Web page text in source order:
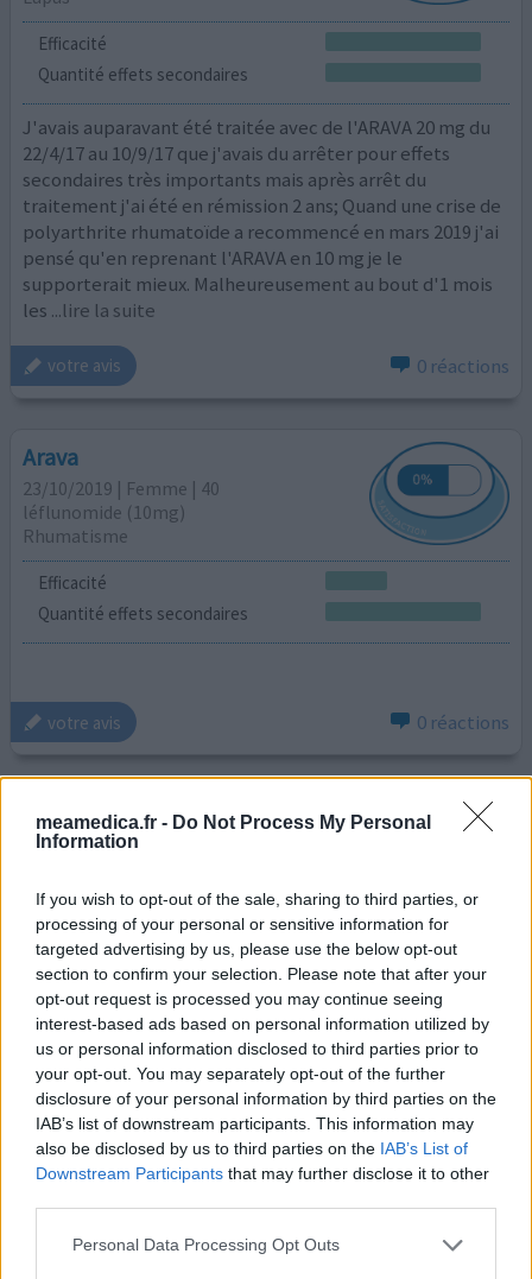
meamedica.fr - Do Not Process My Personal
Information
If you wish to opt-out of the sale, sharing to third parties, or
processing of your personal or sensitive information for
targeted advertising by us, please use the below opt-out
section to confirm your selection. Please note that after your
opt-out request is processed you may continue seeing
interest-based ads based on personal information utilized by
us or personal information disclosed to third parties prior to
your opt-out. You may separately opt-out of the further
disclosure of your personal information by third parties on the
IAB’s list of downstream participants. This information may
also be disclosed by us to third parties on the IAB’s List of
Downstream Participants that may further disclose it to other
Personal Data Processing Opt Outs
Efficacité
Quantité effets secondaires
J'avais auparavant été traitée avec de l'ARAVA 20 mg du
22/4/17 au 10/9/17 que j'avais du arrêter pour effets
secondaires très importants mais après arrêt du
traitement j'ai été en rémission 2 ans; Quand une crise de
polyarthrite rhumatoïde a recommencé en mars 2019 j'ai
pensé qu'en reprenant l'ARAVA en 10 mg je le
supporterait mieux. Malheureusement au bout d'1 mois
les ...lire la suite
votre avis 0 réactions
Arava
23/10/2019 | Femme | 40
léflunomide (10mg)
Rhumatisme
Efficacité
Quantité effets secondaires
votre avis 0 réactions
Arava
10/05/2019 | Femme | 52
Lupus
Efficacité
Quantité effets secondaires
Sous traitement depuis une dizaine d’années et
stabilisation de mon lupus. Lors de l’arrêt pour des causes
de chirurgie, la crise réapparaît rapidement et fortement
votre avis 0 réactions
Arava